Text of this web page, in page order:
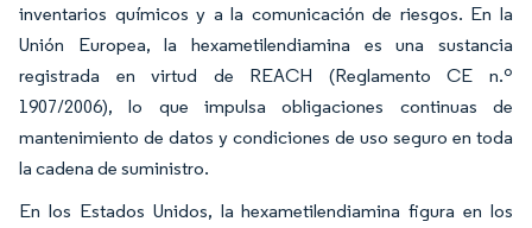
inventarios químicos y a la comunicación de riesgos. En la
Unión Europea, la hexametilendiamina es una sustancia
registrada en virtud de REACH (Reglamento CE n.º
1907/2006), lo que impulsa obligaciones continuas de
mantenimiento de datos y condiciones de uso seguro en toda
la cadena de suministro.
En los Estados Unidos, la hexametilendiamina figura en los